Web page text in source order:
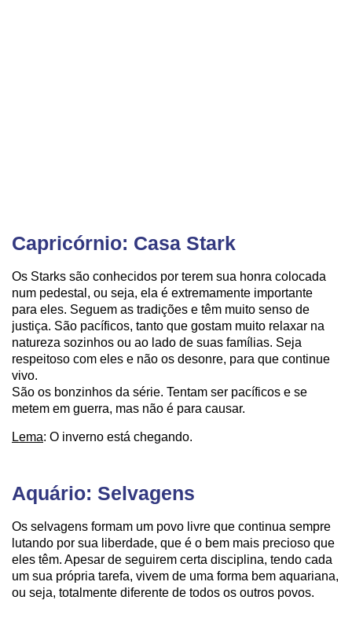
Capricórnio: Casa Stark
Os Starks são conhecidos por terem sua honra colocada
num pedestal, ou seja, ela é extremamente importante
para eles. Seguem as tradições e têm muito senso de
justiça. São pacíficos, tanto que gostam muito relaxar na
natureza sozinhos ou ao lado de suas famílias. Seja
respeitoso com eles e não os desonre, para que continue
vivo.
São os bonzinhos da série. Tentam ser pacíficos e se
metem em guerra, mas não é para causar.
Lema: O inverno está chegando.
Aquário: Selvagens
Os selvagens formam um povo livre que continua sempre
lutando por sua liberdade, que é o bem mais precioso que
eles têm. Apesar de seguirem certa disciplina, tendo cada
um sua própria tarefa, vivem de uma forma bem aquariana,
ou seja, totalmente diferente de todos os outros povos.